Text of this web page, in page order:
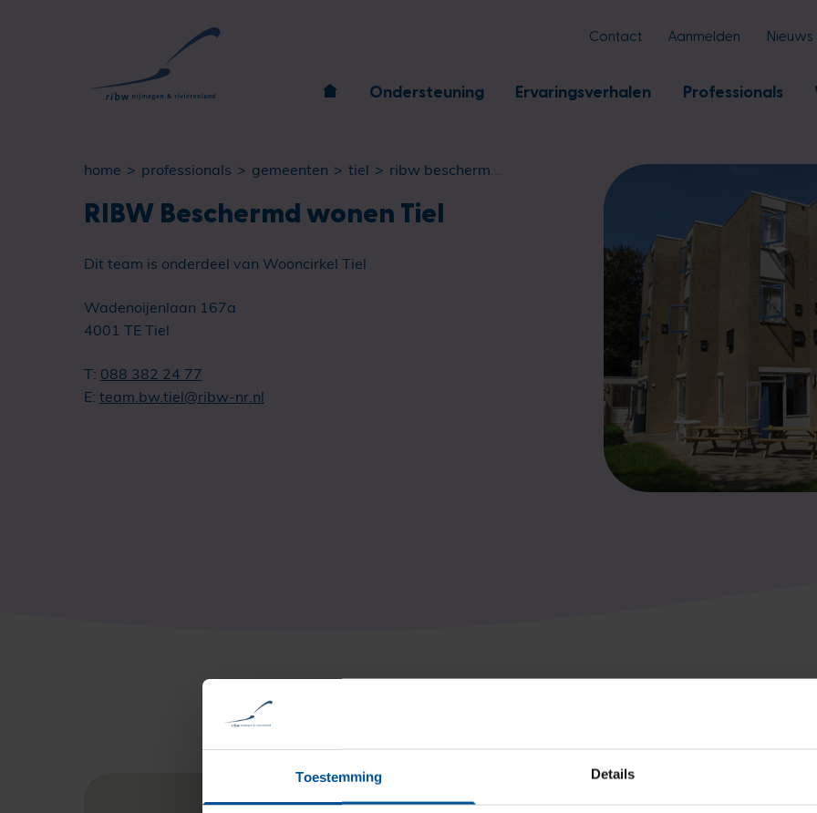
Toestemming Details
Contact Aanmelden Nieuws
Ondersteuning Ervaringsverhalen Professionals
home professionals gemeenten tiel ribw beschermd wonen tiel
RIBW Beschermd wonen Tiel
Dit team is onderdeel van Wooncirkel Tiel
Wadenoijenlaan 167a
4001 TE Tiel
T: 088 382 24 77
E: team.bw.tiel@ribw-nr.nl